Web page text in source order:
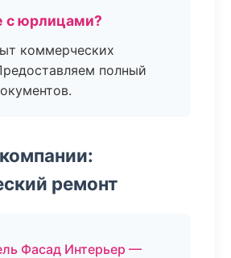
с юрлицами?
коммерческих
полный
ремонт
Фасад Интерьер —